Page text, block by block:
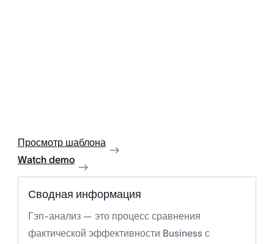
Просмотр шаблона
Watch demo
Сводная информация
Гэп-анализ — это процесс сравнения
фактической эффективности Business с